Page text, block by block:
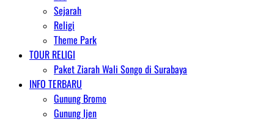
Sejarah
Religi
Theme Park
TOUR RELIGI
Paket Ziarah Wali Songo di Surabaya
INFO TERBARU
Gunung Bromo
Gunung Ijen